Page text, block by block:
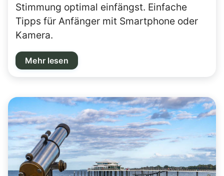
Stimmung optimal einfängst. Einfache
Tipps für Anfänger mit Smartphone oder
Kamera.
Mehr lesen